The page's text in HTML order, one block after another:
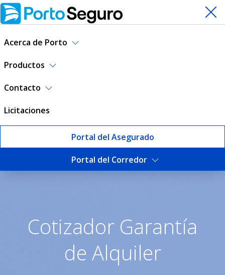
Acerca de Porto
Productos
Contacto
Licitaciones
Portal del Asegurado
Portal del Corredor
Cotizá tu Garantía de
Cotizador Garantía
de Alquiler